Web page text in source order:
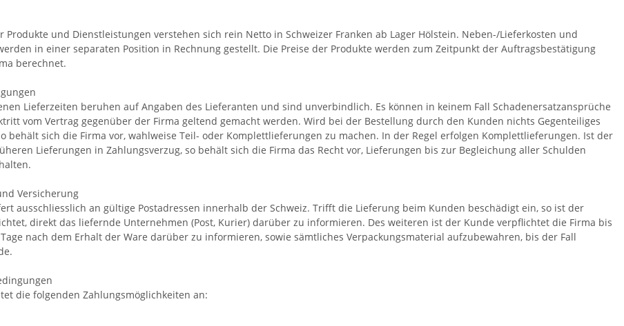
Produkte und Dienstleistungen verstehen sich rein Netto in Schweizer Franken ab Lager Hölstein. Neben-/Lieferkosten und
in einer separaten Position in Rechnung gestellt. Die Preise der Produkte werden zum Zeitpunkt der Auftragsbestätigung
berechnet.
Lieferzeiten beruhen auf Angaben des Lieferanten und sind unverbindlich. Es können in keinem Fall Schadenersatzansprüche
vom Vertrag gegenüber der Firma geltend gemacht werden. Wird bei der Bestellung durch den Kunden nichts Gegenteiliges
behält sich die Firma vor, wahlweise Teil- oder Komplettlieferungen zu machen. In der Regel erfolgen Komplettlieferungen. Ist der
Lieferungen in Zahlungsverzug, so behält sich die Firma das Recht vor, Lieferungen bis zur Begleichung aller Schulden
Versicherung
ausschliesslich an gültige Postadressen innerhalb der Schweiz. Trifft die Lieferung beim Kunden beschädigt ein, so ist der
direkt das liefernde Unternehmen (Post, Kurier) darüber zu informieren. Des weiteren ist der Kunde verpflichtet die Firma bis
nach dem Erhalt der Ware darüber zu informieren, sowie sämtliches Verpackungsmaterial aufzubewahren, bis der Fall
die folgenden Zahlungsmöglichkeiten an: